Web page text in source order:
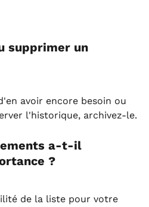
supprimer un
avoir encore besoin ou
l'historique, archivez-le.
a-t-il
?
de la liste pour votre